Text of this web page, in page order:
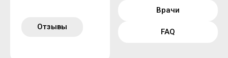
Отзывы
Врачи
FAQ